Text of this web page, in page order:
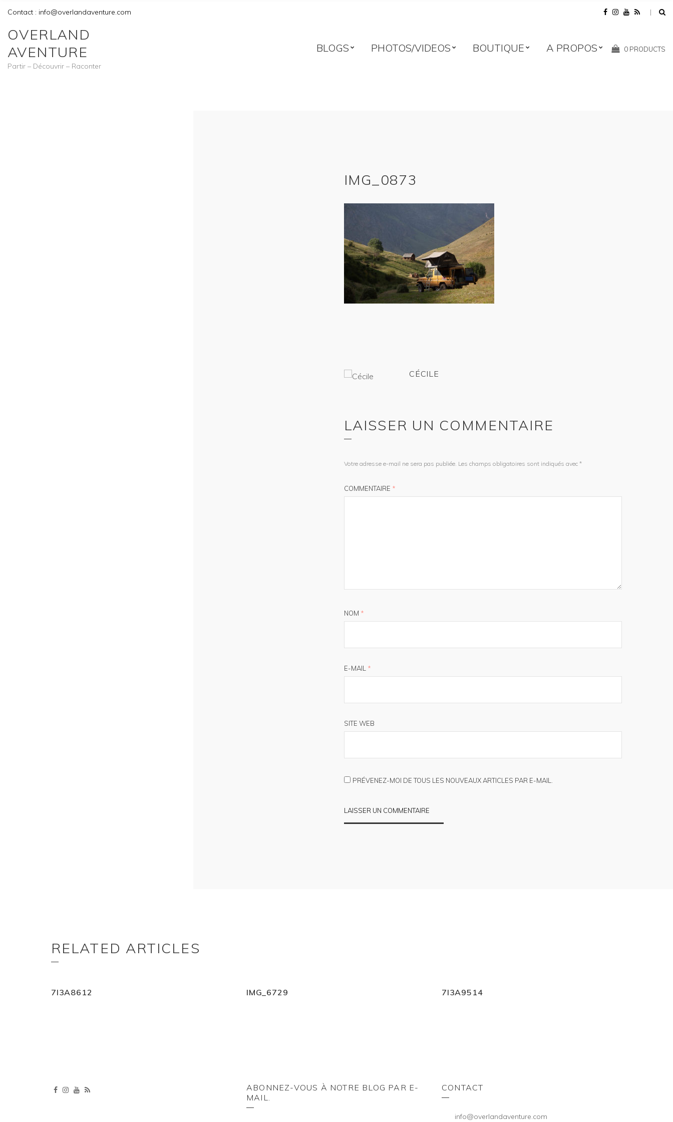
Contact : info@overlandaventure.com
OVERLAND
AVENTURE
Partir – Découvrir – Raconter
BLOGS PHOTOS/VIDEOS BOUTIQUE A PROPOS
Shopping
0 PRODUCTS
IMG_0873
CÉCILE
LAISSER UN COMMENTAIRE
Votre adresse e-mail ne sera pas publiée. Les champs obligatoires sont indiqués avec *
COMMENTAIRE *
NOM *
E-MAIL *
SITE WEB
PRÉVENEZ-MOI DE TOUS LES NOUVEAUX ARTICLES PAR E-MAIL.
RELATED ARTICLES
7I3A8612 IMG_6729 7I3A9514
ABONNEZ-VOUS À NOTRE BLOG PAR E-
MAIL.
CONTACT
info@overlandaventure.com